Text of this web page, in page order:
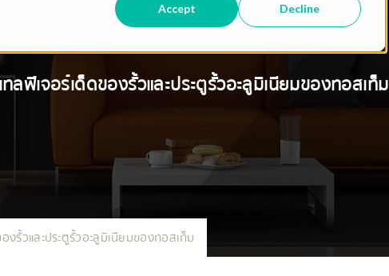
Accept Decline
เทลฟีเจอร์เด็ดของรั้วและประตูรั้วอะลูมิเนียมของทอสเท็ม
องรั้วและประตูรั้วอะลูมิเนียมของทอสเท็ม